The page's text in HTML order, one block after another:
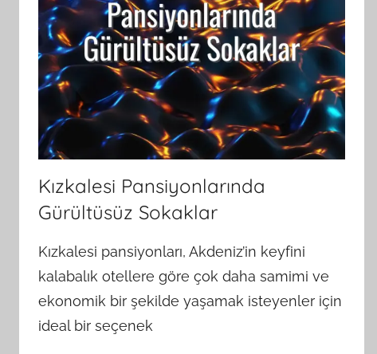
Kızkalesi Pansiyonlarında
Gürültüsüz Sokaklar
Kızkalesi pansiyonları, Akdeniz’in keyfini
kalabalık otellere göre çok daha samimi ve
ekonomik bir şekilde yaşamak isteyenler için
ideal bir seçenek